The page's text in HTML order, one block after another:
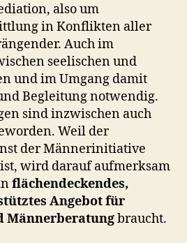
also um
in Konflikten aller
Auch im
seelischen und
und im Umgang damit
Begleitung notwendig.
sind inzwischen auch
Weil der
der Männerinitiative
wird darauf aufmerksam
flächendeckendes,
Angebot für
Männerberatungbraucht.